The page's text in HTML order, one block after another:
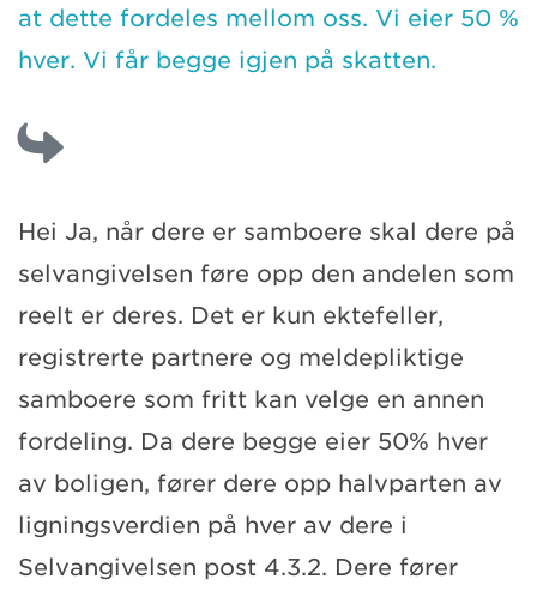
at dette fordeles mellom oss. Vi eier 50 %
hver. Vi får begge igjen på skatten.
Hei Ja, når dere er samboere skal dere på
selvangivelsen føre opp den andelen som
reelt er deres. Det er kun ektefeller,
registrerte partnere og meldepliktige
samboere som fritt kan velge en annen
fordeling. Da dere begge eier 50% hver
av boligen, fører dere opp halvparten av
ligningsverdien på hver av dere i
Selvangivelsen post 4.3.2. Dere fører